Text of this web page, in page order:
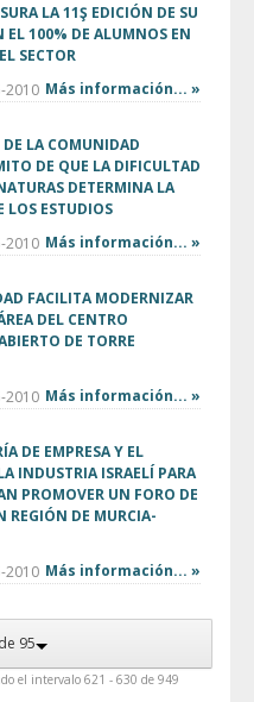
LA 11Ş EDICIÓN DE SU
EL 100% DE ALUMNOS EN
SECTOR
2010 Más información... »
LA COMUNIDAD
DE QUE LA DIFICULTAD
DETERMINA LA
LOS ESTUDIOS
2010 Más información... »
FACILITA MODERNIZAR
DEL CENTRO
DE TORRE
2010 Más información... »
DE EMPRESA Y EL
INDUSTRIA ISRAELÍ PARA
PROMOVER UN FORO DE
REGIÓN DE MURCIA-
2010 Más información... »
95
el intervalo 621 - 630 de 949